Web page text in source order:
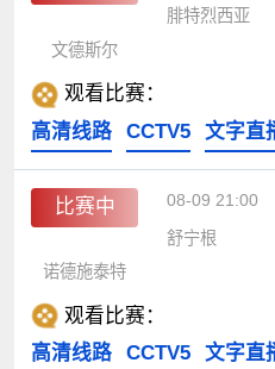
腓特烈西亚
文德斯尔
观看比赛：
高清线路
CCTV5 文字直
比赛中 08-09 21:00
舒宁根
诺德施泰特
观看比赛：
高清线路
CCTV5 文字直